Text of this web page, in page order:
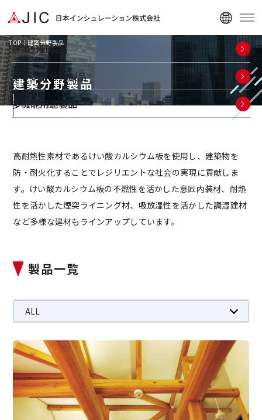
建築分野製品
プラント分野製品
多機能用途製品
ニュース
資料ダウンロード
サステナビリティ JICの環境Works
IR情報 採用情報
TOP 建築分野製品
建築分野製品
高耐熱性素材であるけい酸カルシウム板を使用し、建築物を
防・耐火化することでレジリエントな社会の実現に貢献しま
す。けい酸カルシウム板の不燃性を活かした意匠内装材、耐熱
性を活かした煙突ライニング材、吸放湿性を活かした調湿建材
など多様な建材もラインアップしています。
製品一覧
ALL
01_はり・柱耐火被覆
02_用途別耐火被覆
03_免震装置耐火
04_鉄骨はり貫通部耐火
05_壁の耐火
06_ケーブル延焼防止
07_不燃意匠内装材
08_調湿建材
09_煙突ライニング材
10_住宅用建材
11_石綿除去等（建築）